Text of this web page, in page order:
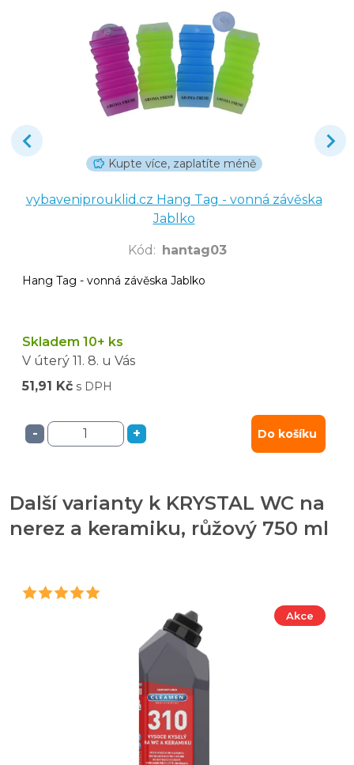
Kupte více, zaplatíte méně
vybaveniprouklid.cz Hang Tag - vonná závěska
Jablko
Kód : hantag03
Hang Tag - vonná závěska Jablko
Skladem 10+ ks
V úterý 11. 8. u Vás
51,91 Kč s DPH
- + Do košíku
Další varianty k KRYSTAL WC na
nerez a keramiku, růžový 750 ml
Akce